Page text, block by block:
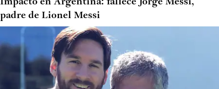
Impacto en Argentina: fallece Jorge Messi,
padre de Lionel Messi